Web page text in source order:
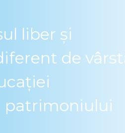
liber și
de
patrimoniului